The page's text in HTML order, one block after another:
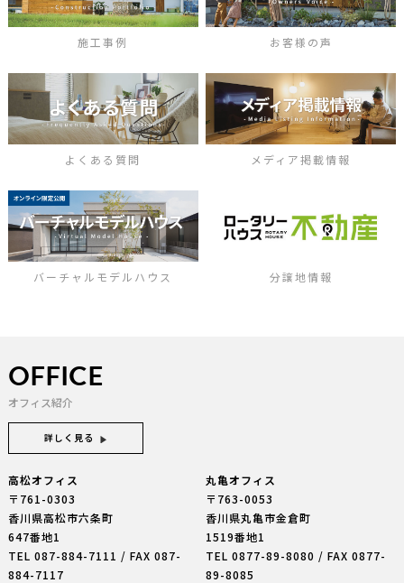
施工事例 お客様の声
よくある質問 メディア掲載情報
バーチャルモデルハウス 分譲地情報
OFFICE
オフィス紹介
詳しく見る
高松オフィス
〒761-0303
香川県高松市六条町
647番地1
TEL 087-884-7111 / FAX 087-
884-7117
丸亀オフィス
〒763-0053
香川県丸亀市金倉町
1519番地1
TEL0877-89-8080 / FAX 0877-
89-8085